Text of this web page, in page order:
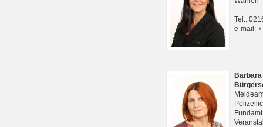
Tel.:
e-mail: